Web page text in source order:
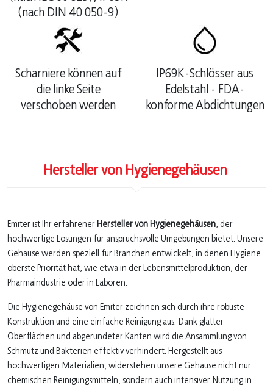
(nach DIN 40 050-9)
Scharniere können auf
die linke Seite
verschoben werden
IP69K-Schlösser aus
Edelstahl - FDA-
konforme Abdichtungen
Hersteller von Hygienegehäusen
Emiter ist Ihr erfahrenerHersteller von Hygienegehäusen, der
hochwertige Lösungen für anspruchsvolle Umgebungen bietet. Unsere
Gehäuse werden speziell für Branchen entwickelt, in denen Hygiene
oberste Priorität hat, wie etwa in der Lebensmittelproduktion, der
Pharmaindustrie oder in Laboren.
Die Hygienegehäuse von Emiter zeichnen sich durch ihre robuste
Konstruktion und eine einfache Reinigung aus. Dank glatter
Oberflächen und abgerundeter Kanten wird die Ansammlung von
Schmutz und Bakterien effektiv verhindert. Hergestellt aus
hochwertigen Materialien, widerstehen unsere Gehäuse nicht nur
chemischen Reinigungsmitteln, sondern auch intensiver Nutzung in